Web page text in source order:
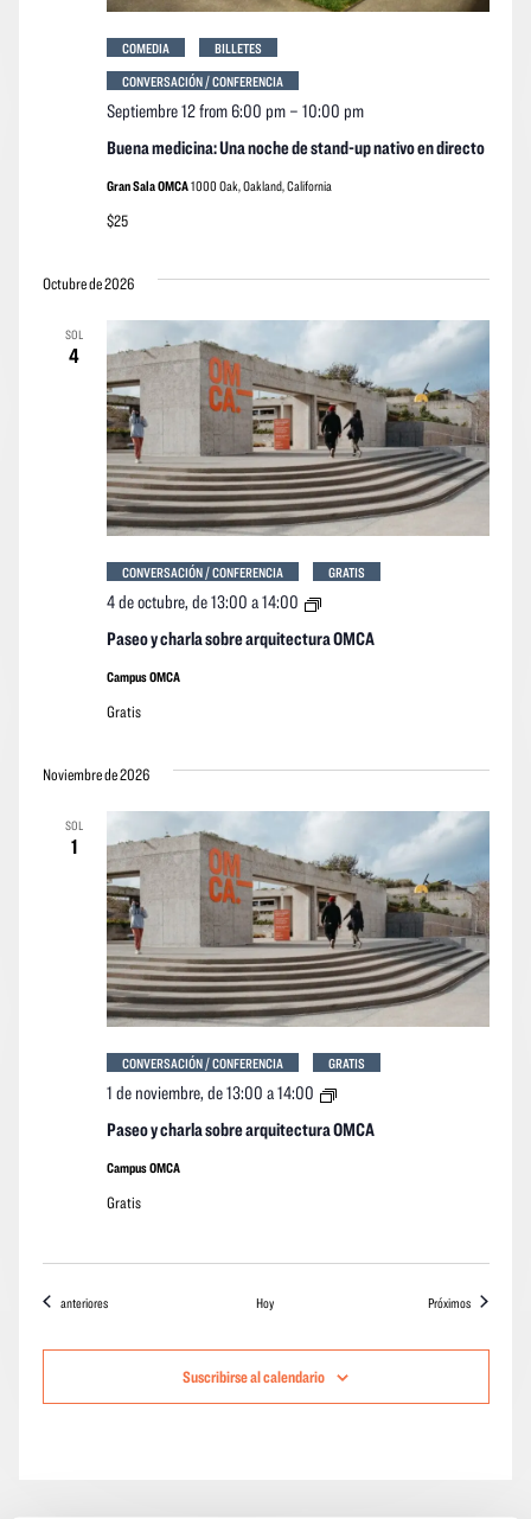
Buena medicina: Una noche de stand-up nativo en directo
Septiembre 12 from 6:00 pm– 10:00 pm
COMEDIA
BILLETES
CONVERSACIÓN / CONFERENCIA
Gran Sala OMCA1000 Oak, Oakland, California
$25
Octubre de 2026
SOL
4
Paseo y charla sobre arquitectura OMCA
4 de octubre, de 13:00 a14:00
Paseo
charla
CONVERSACIÓN / CONFERENCIA GRATIS
Campus OMCA
Gratis
Noviembre de 2026
SOL
1
Paseo y charla sobre arquitectura OMCA
1 de noviembre, de 13:00 a14:00
Paseo
charla
CONVERSACIÓN / CONFERENCIA GRATIS
Campus OMCA
Gratis
Eventos
anteriores Hoy Próximoseventos
Suscribirse al calendario